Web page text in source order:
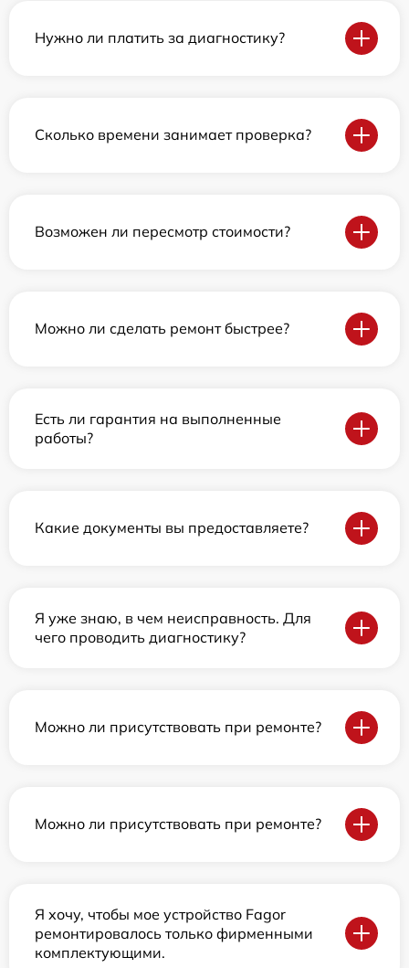
Нужно ли платить за диагностику?
Сколько времени занимает проверка?
Возможен ли пересмотр стоимости?
Можно ли сделать ремонт быстрее?
Есть ли гарантия на выполненные
работы?
Какие документы вы предоставляете?
Я уже знаю, в чем неисправность. Для
чего проводить диагностику?
Можно ли присутствовать при ремонте?
Можно ли присутствовать при ремонте?
Я хочу, чтобы мое устройство Fagor
ремонтировалось только фирменными
комплектующими.